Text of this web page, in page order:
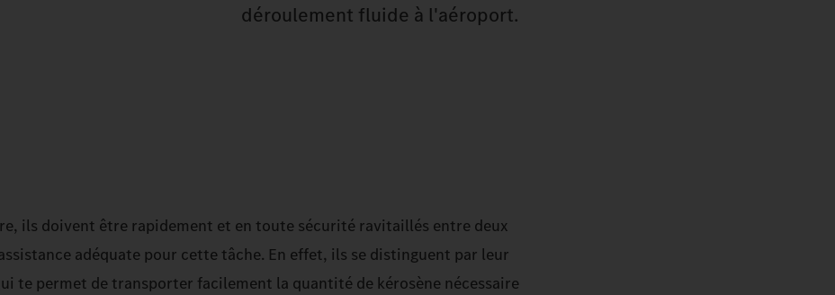
déroulement fluide à l'aéroport.
ils doivent être rapidement et en toute sécurité ravitaillés entre deux
adéquate pour cette tâche. En effet, ils se distinguent par leur
te permet de transporter facilement la quantité de kérosène nécessaire